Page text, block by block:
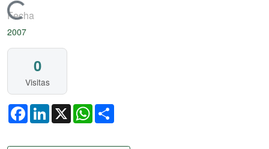
Cargando...
Fecha
2007
0
Visitas
FacebookLinkedIn
X WhatsApp